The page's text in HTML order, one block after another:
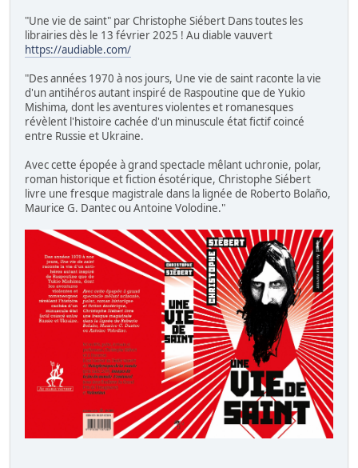
"Une vie de saint" par Christophe Siébert Dans toutes les
librairies dès le 13 février 2025 ! Au diable vauvert
https://audiable.com/
"Des années 1970 à nos jours, Une vie de saint raconte la vie
d'un antihéros autant inspiré de Raspoutine que de Yukio
Mishima, dont les aventures violentes et romanesques
révèlent l'histoire cachée d'un minuscule état fictif coincé
entre Russie et Ukraine.
Avec cette épopée à grand spectacle mêlant uchronie, polar,
roman historique et fiction ésotérique, Christophe Siébert
livre une fresque magistrale dans la lignée de Roberto Bolaño,
Maurice G. Dantec ou Antoine Volodine."